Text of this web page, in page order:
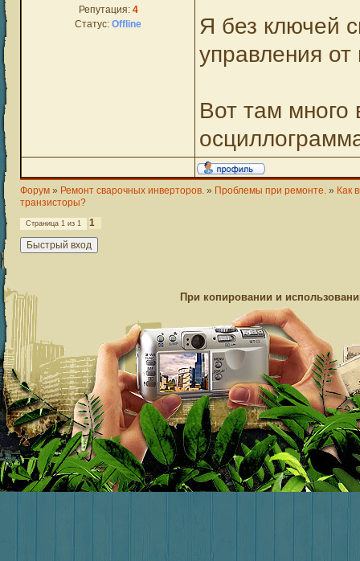
Репутация: 4
Статус: Offline
Я без ключей
управления
Вот там много
Форум » Ремонт сварочных инверторов. » Проблемы при ремонте. » Как
транзисторы?
Страница 1 из 1 1
При копировании и